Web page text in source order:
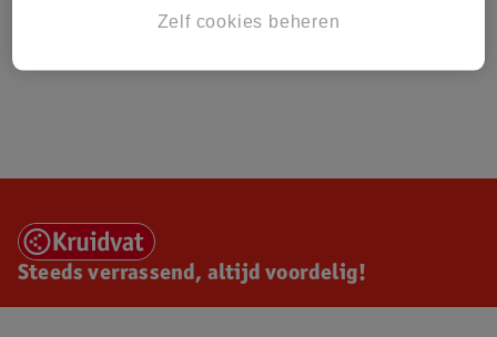
Steeds verrassend, altijd voordelig!
Zelf cookies beheren